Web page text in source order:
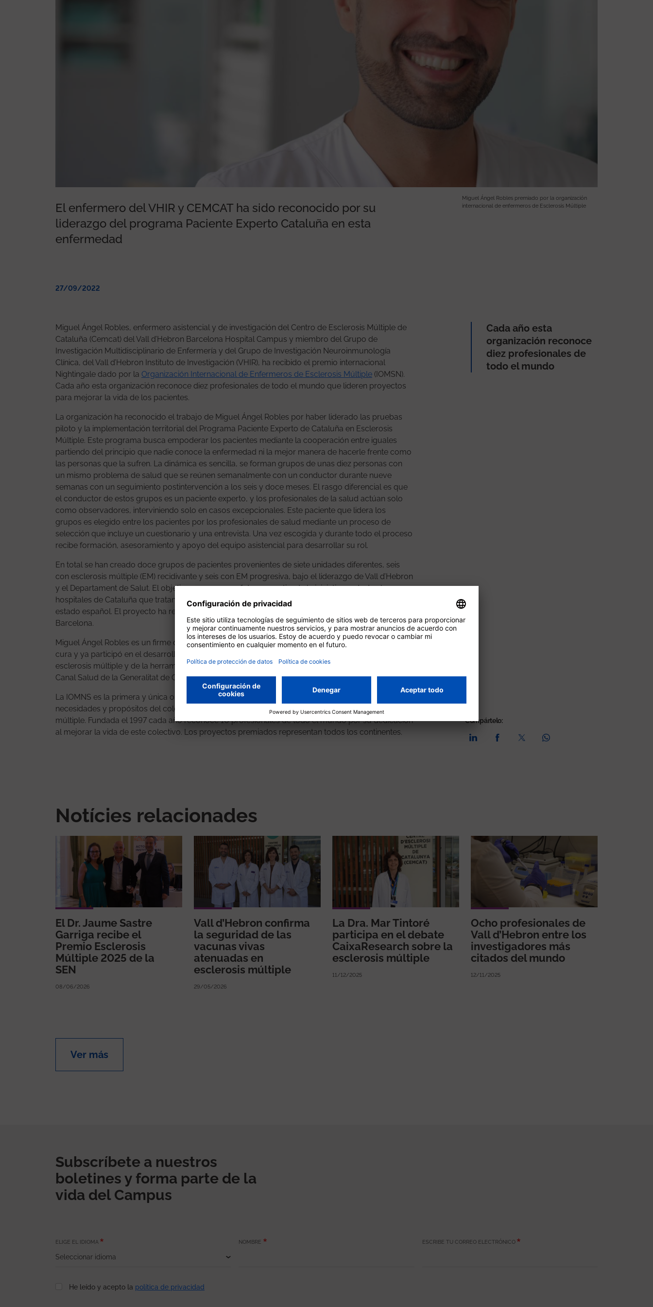
Miguel Ángel Robles premiado por la organización
internacional de enfermeros de Esclerosis Múltiple
El enfermero del VHIR y CEMCAT ha sido reconocido por su
liderazgo del programa Paciente Experto Cataluña en esta
enfermedad
27/09/2022
Miguel Ángel Robles, enfermero asistencial y de investigación del Centro de Esclerosis Múltiple de
Cataluña (Cemcat) del Vall d’Hebron Barcelona Hospital Campus y miembro del Grupo de
Investigación Multidisciplinario de Enfermería y del Grupo de Investigación Neuroinmunología
Clínica, del Vall d’Hebron Instituto de Investigación (VHIR), ha recibido el premio internacional
Nightingale dado por la Organización Internacional de Enfermeros de Esclerosis Múltiple (IOMSN).
Cada año esta organización reconoce diez profesionales de todo el mundo que lideren proyectos
para mejorar la vida de los pacientes.
La organización ha reconocido el trabajo de Miguel Ángel Robles por haber liderado las pruebas
piloto y la implementación territorial del Programa Paciente Experto de Cataluña en Esclerosis
Múltiple. Este programa busca empoderar los pacientes mediante la cooperación entre iguales
partiendo del principio que nadie conoce la enfermedad ni la mejor manera de hacerle frente como
las personas que la sufren. La dinámica es sencilla, se forman grupos de unas diez personas con
un mismo problema de salud que se reúnen semanalmente con un conductor durante nueve
semanas con un seguimiento postintervención a los seis y doce meses. El rasgo diferencial es que
el conductor de estos grupos es un paciente experto, y los profesionales de la salud actúan solo
como observadores, interviniendo solo en casos excepcionales. Este paciente que lidera los
grupos es elegido entre los pacientes por los profesionales de salud mediante un proceso de
selección que incluye un cuestionario y una entrevista. Una vez escogida y durante todo el proceso
recibe formación, asesoramiento y apoyo del equipo asistencial para desarrollar su rol.
En total se han creado doce grupos de pacientes provenientes de siete unidades diferentes, seis
con esclerosis múltiple (EM) recidivante y seis con EM progresiva, bajo el liderazgo de Vall d’Hebron
y el Departament de Salut. El objetivo es que en un futuro se extienda la iniciativa en todos los
hospitales de Cataluña que tratan esta patología que afecta más de 50.000 personas en todo el
estado español. El proyecto ha recibido financiación del Colegio Oficial de Enfermeros de
Barcelona.
Miguel Ángel Robles es un firme defensor de la necesidad de involucrar al paciente en su propia
cura y ya participó en el desarrollo de los contenidos del Proyecto Decisiones Compartidas en
esclerosis múltiple y de la herramienta de apoyo a la toma de decisiones, ambos disponibles en el
Canal Salud de la Generalitat de Cataluña.
La IOMNS es la primera y única organización internacional dedicada exclusivamente a las
necesidades y propósitos del colectivo de enfermería que atiende pacientes con esclerosis
múltiple. Fundada el 1997 cada año reconoce 10 profesionales de todo el mundo por su dedicación
al mejorar la vida de este colectivo. Los proyectos premiados representan todos los continentes.
Cada año esta
organización reconoce
diez profesionales de
todo el mundo
Compártelo:
Notícies relacionades
El Dr. Jaume Sastre
Garriga recibe el
Premio Esclerosis
Múltiple 2025 de la
SEN
08/06/2026
Vall d’Hebron confirma
la seguridad de las
vacunas vivas
atenuadas en
esclerosis múltiple
29/05/2026
La Dra. Mar Tintoré
participa en el debate
CaixaResearch sobre la
esclerosis múltiple
11/12/2025
Ocho profesionales de
Vall d’Hebron entre los
investigadores más
citados del mundo
12/11/2025
Ver más
Subscríbete a nuestros
boletines y forma parte de la
vida del Campus
ELIGE EL IDIOMA NOMBRE ESCRIBE TU CORREO ELECTRÓNICO
He leído y acepto la política de privacidad